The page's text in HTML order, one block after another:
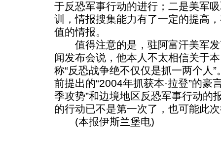
于反恐军事行动的进行；二是美军
训，情报搜集能力有了一定的提高
值的情报。
值得注意的是，驻阿富汗美军发
闻发布会说，他本人不太相信关于
称“反恐战争绝不仅仅是抓一两个人
前提出的“2004年抓获本·拉登”的豪
季攻势”和边境地区反恐军事行动的
的行动已不是第一次了，也可能此
(本报伊斯兰堡电)